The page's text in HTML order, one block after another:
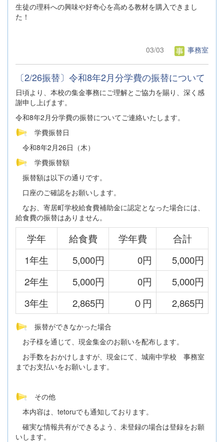
生徒の理科への興味や好奇心を高める教材を購入できまし
た！
03/03 事務室
〔2/26振替〕令和8年2月分学費の振替について
日頃より、本校の集金事務にご理解とご協力を賜り、深く感
謝申し上げます。
令和8年2月分学費の振替についてご連絡いたします。
学費振替日
令和8年2月26日（木）
学費振替額
振替額は以下の通りです。
口座のご確認をお願いします。
なお、寄居町学校給食費補助金に認定となった場合には、
給食費の振替はありません。
学年 給食費 学年費
合計
1年生
5,000円 0円
5,000円
2年生
5,000円 0円
5,000円
3年生
2,865円 ０円 2,865円
振替ができなかった場合
お子様を通じて、現金集金のお願いを配布します。
お手数をおかけしますが、現金にて、城南中学校 事務室
までお支払いをお願いします。
その他
本内容は、tetoruでも通知しております。
確実な情報共有ができるよう、未登録の場合は登録をお願
いします。